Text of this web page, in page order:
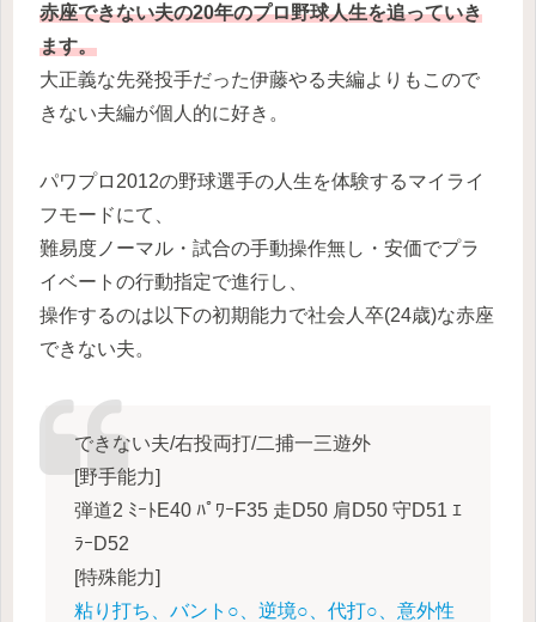
赤座できない夫の20年のプロ野球人生を追っていき
ます。
大正義な先発投手だった伊藤やる夫編よりもこので
きない夫編が個人的に好き。
パワプロ2012の野球選手の人生を体験するマイライ
フモードにて、
難易度ノーマル・試合の手動操作無し・安価でプラ
イベートの行動指定で進行し、
操作するのは以下の初期能力で社会人卒(24歳)な赤座
できない夫。
できない夫/右投両打/二捕一三遊外
[野手能力]
弾道2 ﾐｰﾄE40 ﾊﾟﾜｰF35 走D50 肩D50 守D51 ｴ
ﾗｰD52
[特殊能力]
粘り打ち、バント○、逆境○、代打○、意外性